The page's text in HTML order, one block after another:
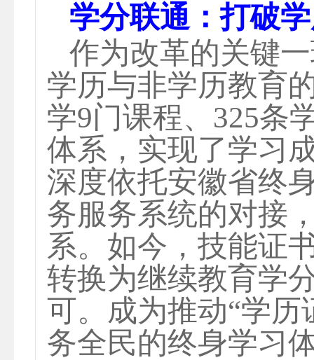
学分联通：打破
作为改革的关键
学历与非学历教育
学9门课程、325条
体系，实现了学习
深度依托安徽省终
务服务系统的对接
系。如今，技能证
转换为继续教育学
可。成为推动“学
务全民的终身学习